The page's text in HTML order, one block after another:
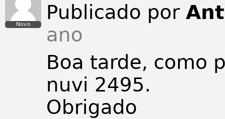
Novo
Publicado por
ano
Boa tarde, como
nuvi 2495.
Obrigado